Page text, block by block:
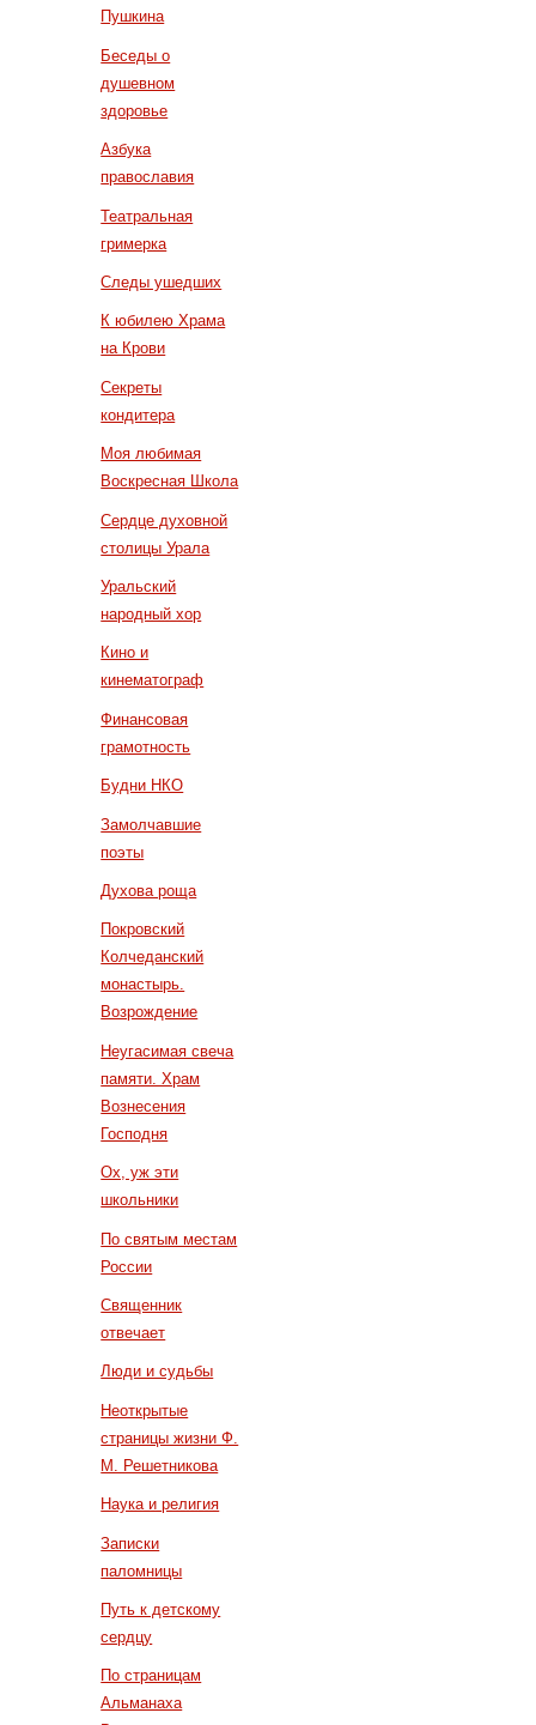
Пушкина
Беседы о
душевном
здоровье
Азбука
православия
Театральная
гримерка
Следы ушедших
К юбилею Храма
на Крови
Секреты
кондитера
Моя любимая
Воскресная Школа
Сердце духовной
столицы Урала
Уральский
народный хор
Кино и
кинематограф
Финансовая
грамотность
Будни НКО
Замолчавшие
поэты
Духова роща
Покровский
Колчеданский
монастырь.
Возрождение
Неугасимая свеча
памяти. Храм
Вознесения
Господня
Ох, уж эти
школьники
По святым местам
России
Священник
отвечает
Люди и судьбы
Неоткрытые
страницы жизни Ф.
М. Решетникова
Наука и религия
Записки
паломницы
Путь к детскому
сердцу
По страницам
Альманаха